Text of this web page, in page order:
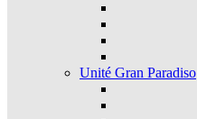
Unité Gran Paradiso